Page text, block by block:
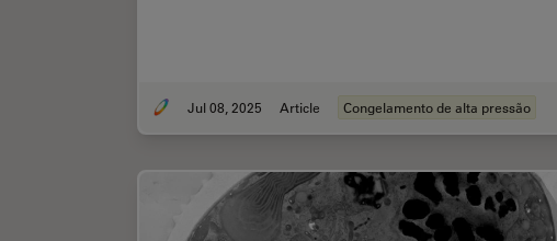
Jul 08, 2025 Article Congelamento de alta pressão